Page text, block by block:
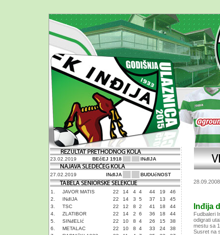
23.02.2019 BEčEJ 1918 INđIJA
27.02.2019 INđIJA BUDUćNOST
1. JAVOR MATIS 22 14 4 4 44 19
46
2.
INđIJA 22 14 3 5 37 13
45
3.
TSC 22 12 8 2 41 18
44
4.
ZLATIBOR 22 14 2 6 36 18
44
5.
SINđELIć 22 10 8 4 26 15
38
6.
METALAC 22 10 8 4 33 24
38
28.09.2008
Inđija
Fudbaleri
odigrati
mestu sa
Susret na